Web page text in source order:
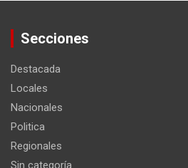
Secciones
Destacada
Locales
Nacionales
Politica
Regionales
Sin categoría